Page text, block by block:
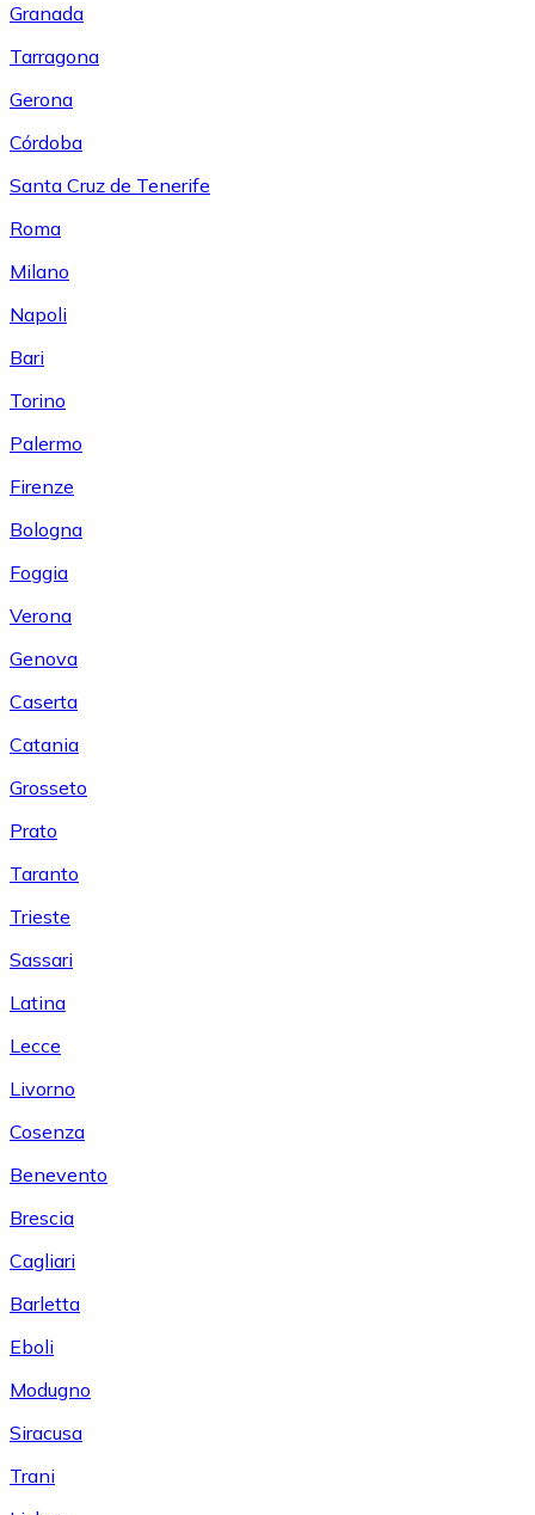
Granada
Tarragona
Gerona
Córdoba
Santa Cruz de Tenerife
Roma
Milano
Napoli
Bari
Torino
Palermo
Firenze
Bologna
Foggia
Verona
Genova
Caserta
Catania
Grosseto
Prato
Taranto
Trieste
Sassari
Latina
Lecce
Livorno
Cosenza
Benevento
Brescia
Cagliari
Barletta
Eboli
Modugno
Siracusa
Trani